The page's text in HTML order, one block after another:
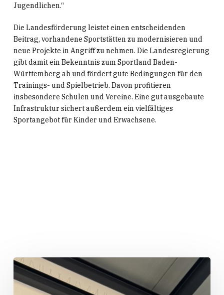
Jugendlichen.“
Die Landesförderung leistet einen entscheidenden
Beitrag, vorhandene Sportstätten zu modernisieren und
neue Projekte in Angriff zu nehmen. Die Landesregierung
gibt damit ein Bekenntnis zum Sportland Baden-
Württemberg ab und fördert gute Bedingungen für den
Trainings- und Spielbetrieb. Davon profitieren
insbesondere Schulen und Vereine. Eine gut ausgebaute
Infrastruktur sichert außerdem ein vielfältiges
Sportangebot für Kinder und Erwachsene.
„Huber
packt
an!“